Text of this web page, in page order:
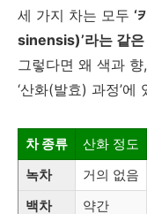
세 가지 차는 모두 ‘
sinensis)’라는 같은
그렇다면 왜 색과
‘산화(발효) 과정’에
차 종류 산화 정도
녹차
거의 없음
백차
약간